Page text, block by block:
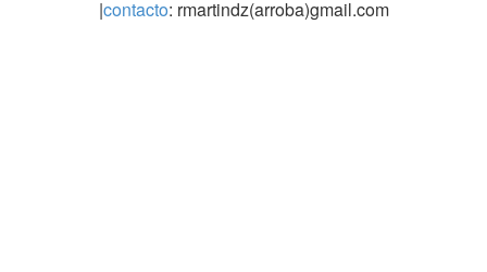
|contacto: rmartindz(arroba)gmail.com